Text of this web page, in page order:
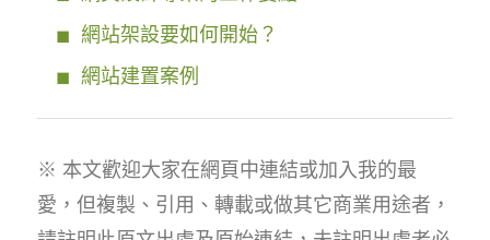
網站架設要如何開始？
網站建置案例
※ 本文歡迎大家在網頁中連結或加入我的最
愛，但複製、引用、轉載或做其它商業用途者，